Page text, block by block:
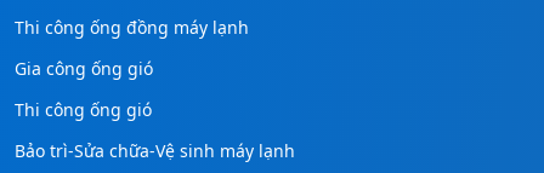
Thi công ống đồng máy lạnh
Gia công ống gió
Thi công ống gió
Bảo trì-Sửa chữa-Vệ sinh máy lạnh